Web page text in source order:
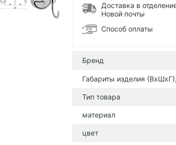
Доставка в
Новой почты
Способ оплаты
Бренд
Габариты изделия
Тип товара
материал
цвет